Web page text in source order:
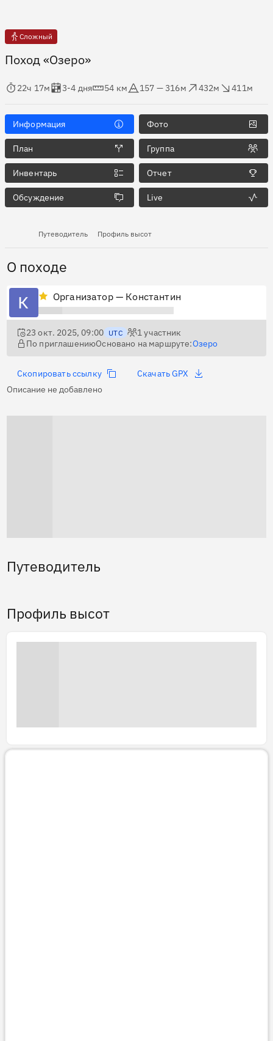
Сложный
Поход «Озеро»
в пути
22ч 17м
Оценка в днях
3-4 дня
Дистанция
54 км
157 — 316м
432м
411м
Информация Фото
План Группа
Инвентарь Отчет
Обсуждение Live
Путеводитель Профиль высот
О походе
Организатор — Константин
23 окт. 2025, 09:00 UTC 1участник
По приглашениюОсновано на маршруте:Озеро
Скопировать ссылку
Скачать GPX
Описание не добавлено
Путеводитель
Профиль высот